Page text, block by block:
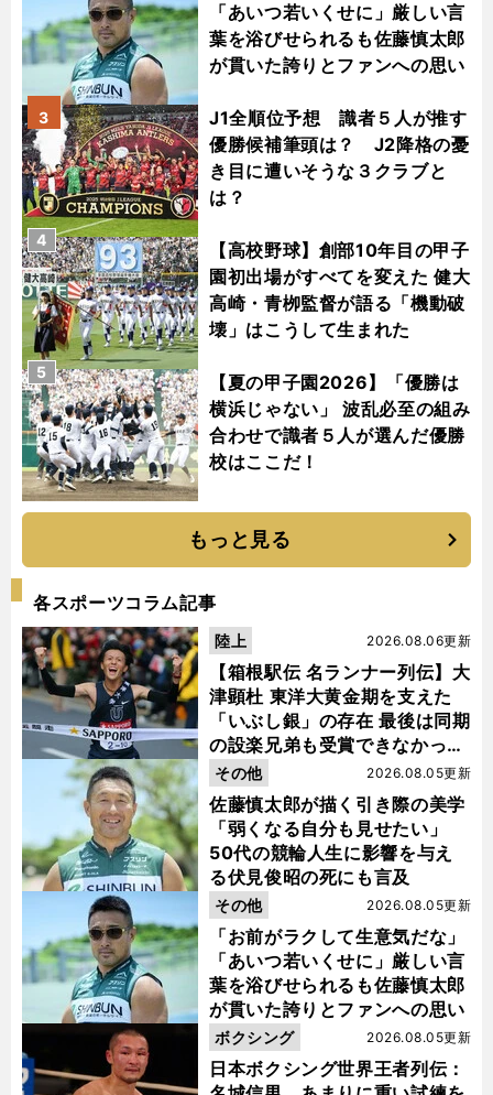
「あいつ若いくせに」厳しい言
葉を浴びせられるも佐藤慎太郎
が貫いた誇りとファンへの思い
J1全順位予想 識者５人が推す
優勝候補筆頭は？ J2降格の憂
き目に遭いそうな３クラブと
は？
3
【高校野球】創部10年目の甲子
園初出場がすべてを変えた 健大
高崎・青栁監督が語る「機動破
壊」はこうして生まれた
4
【夏の甲子園2026】「優勝は
横浜じゃない」 波乱必至の組み
合わせで識者５人が選んだ優勝
校はここだ！
5
もっと見る
各スポーツコラム記事
【箱根駅伝 名ランナー列伝】大
津顕杜 東洋大黄金期を支えた
「いぶし銀」の存在 最後は同期
の設楽兄弟も受賞できなかった
金栗杯に輝く
2026.08.06更新
陸上
佐藤慎太郎が描く引き際の美学
「弱くなる自分も見せたい」
50代の競輪人生に影響を与え
る伏見俊昭の死にも言及
2026.08.05更新
その他
「お前がラクして生意気だな」
「あいつ若いくせに」厳しい言
葉を浴びせられるも佐藤慎太郎
が貫いた誇りとファンへの思い
2026.08.05更新
その他
日本ボクシング世界王者列伝：
2026.08.05更新
ボクシング